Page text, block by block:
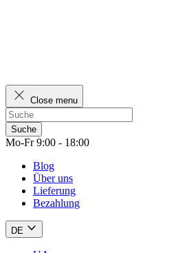
Close menu
Suche
Mo-Fr 9:00 - 18:00
Blog
Über uns
Lieferung
Bezahlung
DE